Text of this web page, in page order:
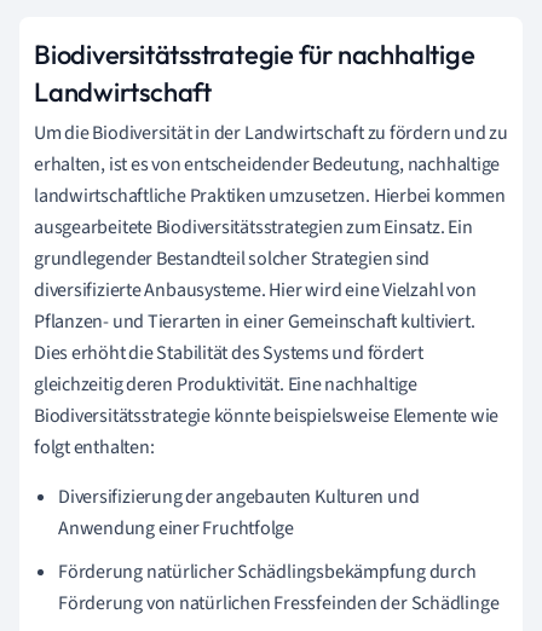
Biodiversitätsstrategie für nachhaltige
Landwirtschaft
Um die Biodiversität in der Landwirtschaft zu fördern und zu
erhalten, ist es von entscheidender Bedeutung, nachhaltige
landwirtschaftliche Praktiken umzusetzen. Hierbei kommen
ausgearbeitete Biodiversitätsstrategien zum Einsatz. Ein
grundlegender Bestandteil solcher Strategien sind
diversifizierte Anbausysteme. Hier wird eine Vielzahl von
Pflanzen- und Tierarten in einer Gemeinschaft kultiviert.
Dies erhöht die Stabilität des Systems und fördert
gleichzeitig deren Produktivität. Eine nachhaltige
Biodiversitätsstrategie könnte beispielsweise Elemente wie
folgt enthalten:
Diversifizierung der angebauten Kulturen und
Anwendung einer Fruchtfolge
Förderung natürlicher Schädlingsbekämpfung durch
Förderung von natürlichen Fressfeinden der Schädlinge